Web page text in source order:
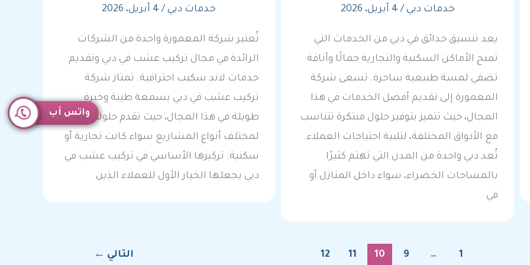
خدمات دبي / 4 أبريل، 2026
يعد تنسيق حدائق في دبي من الخدمات التي
تمنح الأماكن السكنية والتجارية جمالًا وأناقة
تضفي لمسة طبيعية ساحرة. تسعى شركة
المعمورة إلى تقديم أفضل الخدمات في هذا
المجال، حيث تتميز بتوفير حلول مبتكرة تتناسب
مع الأذواق المختلفة، لتلبية احتياجات العملاء.
تُعد دبي واحدة من المدن التي تهتم كثيرًا
بالمساحات الخضراء، سواء داخل المنازل أو
في
خدمات دبي/ 4 أبريل، 2026
تُعتبر شركة المعمورة واحدة من الشركات
الرائدة في مجال تركيب عشب في دبي وتقديم
خدمات لاند سكيب احترافية. تمتاز شركة
تركيب عشب في دبي بسمعة طيبة وخبرة
طويلة في هذا المجال، حيث تقدم حلولاً مبتكرة
لمختلف أنواع المشاريع سواء كانت تجارية أو
سكنية. تركيزها الأساسي في تركيب عشب في
دبي يجعلها الخيار الأول للعملاء الذين
1
…
9
10
11
12 التالي ←
واتس آب